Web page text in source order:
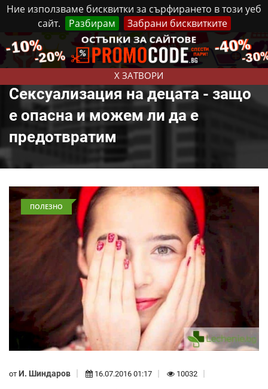
Ние използваме бисквитки за сърфирането в този уеб
сайт.
Разбирам Забрани бисквитките
X ЗАТВОРИ
Петък, 7 Август, 2026 Реклама Контакти
Сексуализация на децата - защо
е опасна и можем ли да е
предотвратим
ПОЛЕЗНО
от И. Шиндаров 16.07.2016 01:17 10032